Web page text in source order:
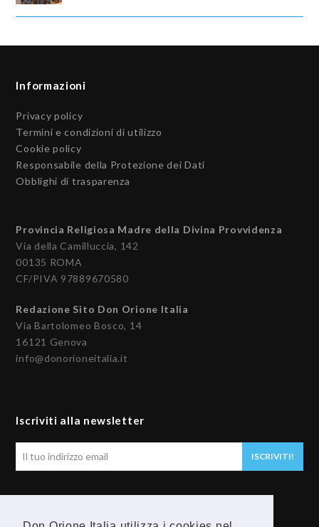
Informazioni
Privacy policy
Termini e condizioni di utilizzo
Cookie policy
Responsabile della Protezione dei Dati
Obblighi di trasparenza
Provincia Religiosa Madre della Divina Provvidenza
Via della Camilluccia, 142
00135 ROMA
CF/PIVA 97889670580
Redazione Sito Don Orione Italia
Via Bartolomeo Bosco, 14
16121 Genova
info@donorioneitalia.it
Iscriviti alla newsletter
ISCRIVITI!